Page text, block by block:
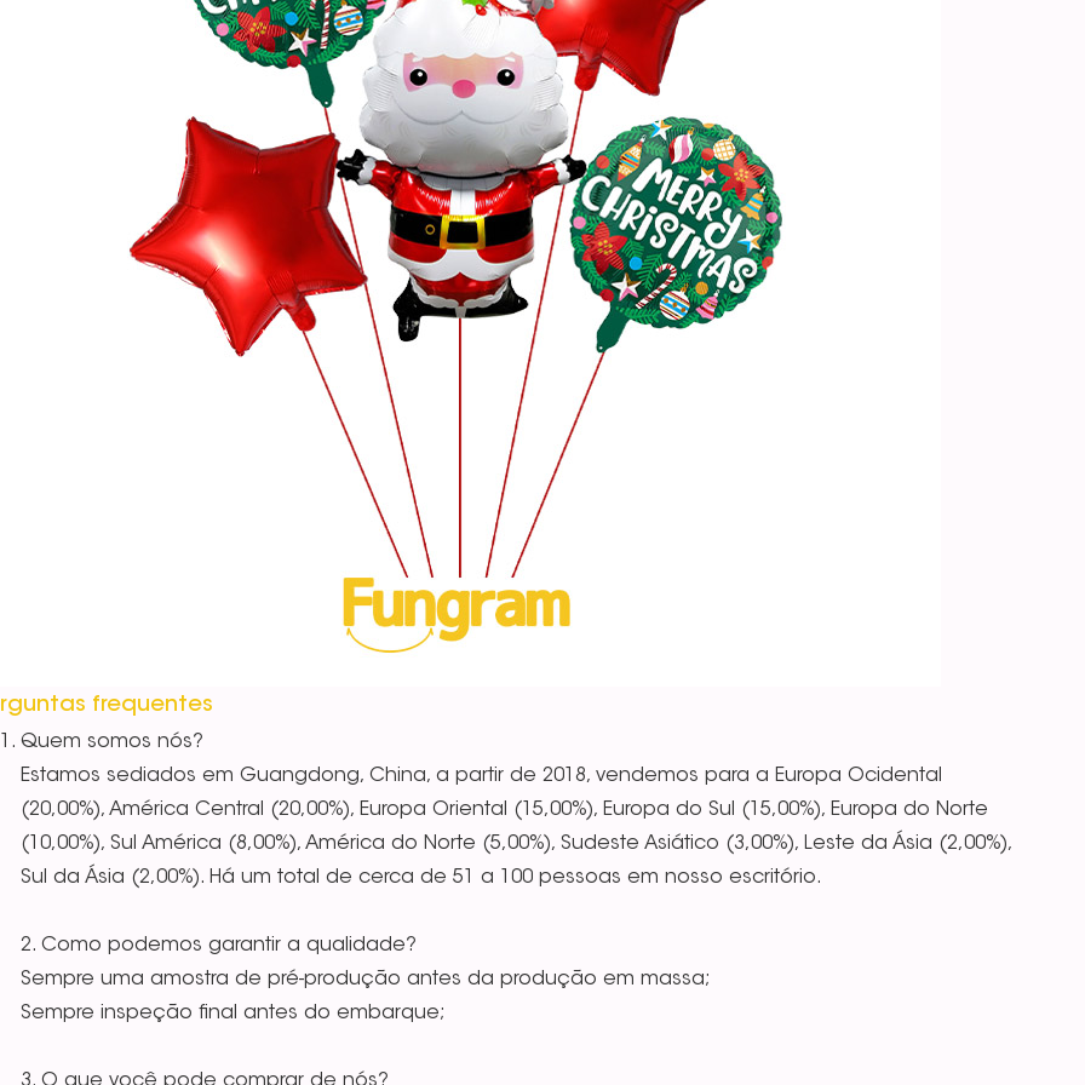
frequentes
Quem somos nós?
Estamos sediados em Guangdong, China, a partir de 2018, vendemos para a Europa Ocidental
(20,00%), América Central (20,00%), Europa Oriental (15,00%), Europa do Sul (15,00%), Europa do Norte
(10,00%), Sul América (8,00%), América do Norte (5,00%), Sudeste Asiático (3,00%), Leste da Ásia (2,00%),
Sul da Ásia (2,00%). Há um total de cerca de 51 a 100 pessoas em nosso escritório.
2. Como podemos garantir a qualidade?
Sempre uma amostra de pré-produção antes da produção em massa;
Sempre inspeção final antes do embarque;